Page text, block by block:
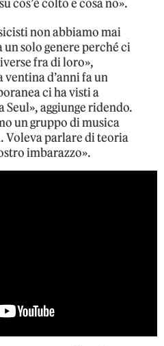
cos’è colto e cosa no».
non abbiamo mai
solo genere perché ci
fra di loro»,
d’anni fa un
ci ha visti a
aggiunge ridendo.
un gruppo di musica
Voleva parlare di teoria
imbarazzo».